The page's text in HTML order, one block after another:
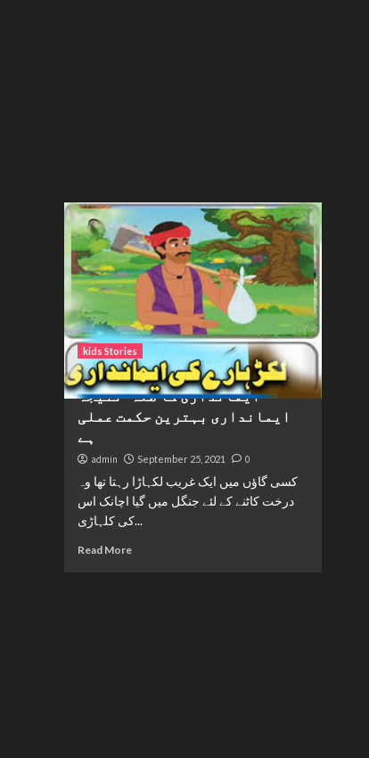
kids Stories
ایمانداری کا صلہ- نتیجہ
ایمانداری بہترین حکمت عملی
ہے
admin September 25, 2021 0
کسی گاؤں میں ایک غریب لکہاڑا رہتا تھا وہ
درخت کاٹنے کے لئے جنگل میں گیا اچانک اس
کی کلہاڑی...
Read More